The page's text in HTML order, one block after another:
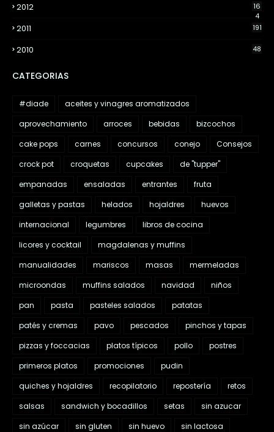
2012
16
4
2011 191
2010 48
CATEGORIAS
#diade
aceites y vinagres aromatizados
aprovechamiento
arroces bebidas
bizcochos
cake pops
carnes concursos conejo
Consejos
crock pot
croquetas cupcakes
de "tupper"
empanadas
ensaladas entrantes
fruta
galletas y pastas
helados hojaldres
huevos
internacional
legumbres
libros de cocina
licores y cocktail
magdalenas y muffins
manualidades
mariscos masas
mermeladas
microondas
muffins salados navidad
niños
pan
pasta pasteles salados
patatas
patés y cremas
pavo pescados
pinchos y tapas
pizzas y foccacias
platos típicos pollo
postres
primeros platos
promociones
pudin
quiches y hojaldres
recopilatorio repostería
retos
salsas
sandwich y bocadillos setas
sin azucar
sin azúcar
sin gluten sin huevo
sin lactosa